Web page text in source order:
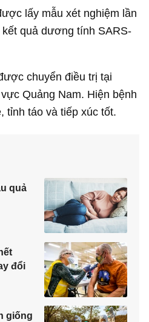
lấy mẫu xét nghiệm lần
quả dương tính SARS-
chuyển điều trị tại
Quảng Nam. Hiện bệnh
tỉnh táo và tiếp xúc tốt.
quả
đổi
giống